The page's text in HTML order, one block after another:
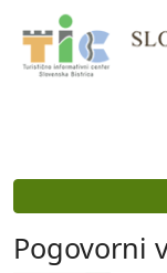
Preskoči na vsebino
Pogovorni